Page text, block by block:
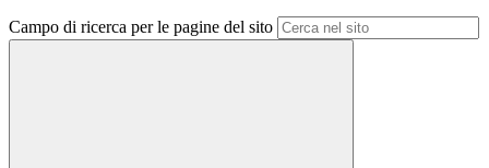
Campo di ricerca per le pagine del sito